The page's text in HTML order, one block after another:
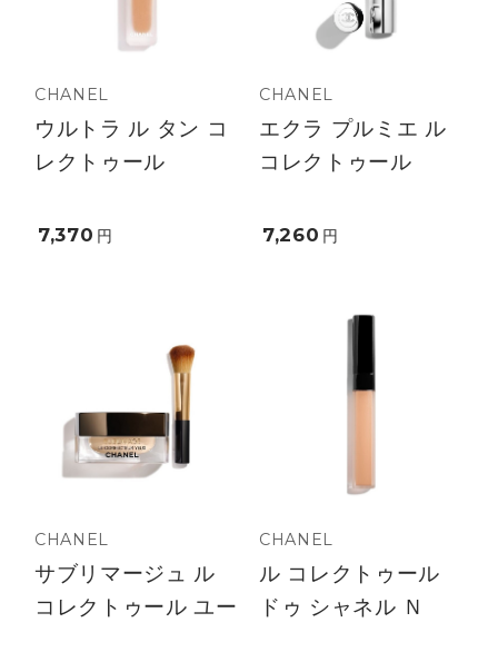
CHANEL
ウルトラ ル タン コ
レクトゥール
7,370 円
CHANEL
エクラ プルミエ ル
コレクトゥール
7,260 円
CHANEL
サブリマージュ ル
コレクトゥール ユー
CHANEL
ル コレクトゥール
ドゥ シャネル Ｎ